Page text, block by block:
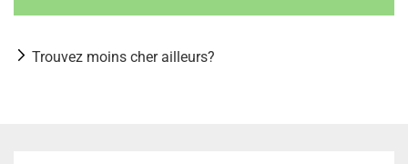
Trouvez moins cher ailleurs?